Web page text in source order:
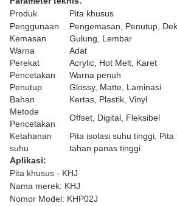
Produk
Pita khusus
Penggunaan
Pengemasan, Penutup,
Kemasan
Gulung, Lembar
Warna
Adat
Perekat
Acrylic, Hot Melt, Karet
Pencetakan
Warna penuh
Penutup
Glossy, Matte, Laminasi
Bahan
Kertas, Plastik, Vinyl
Metode
Pencetakan
Offset, Digital, Fleksibel
Ketahanan
suhu
Pita isolasi suhu tinggi,
tahan panas tinggi
Aplikasi:
Pita khusus - KHJ
Nama merek: KHJ
Nomor Model: KHP02J